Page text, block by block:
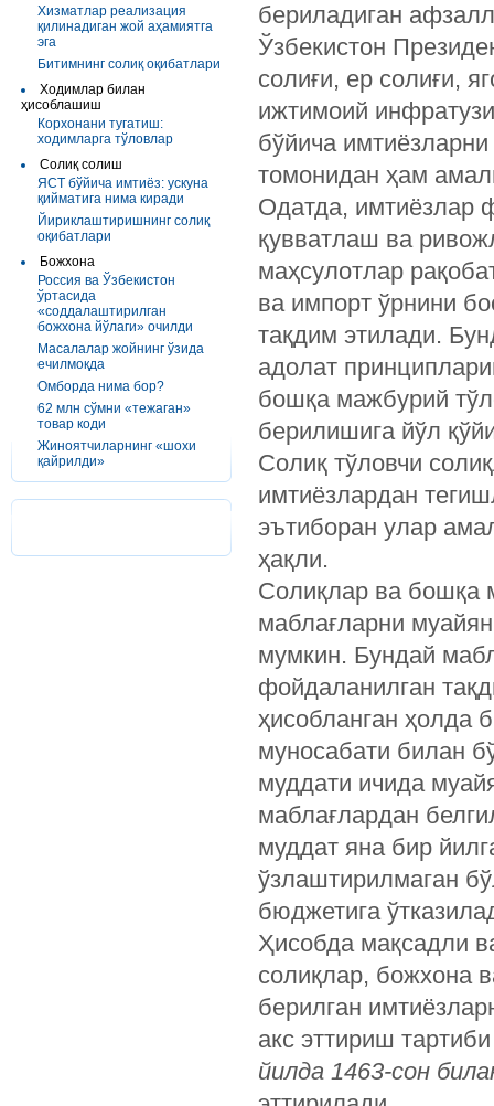
Хизматлар реализация
қилинадиган жой аҳамиятга
эга
Битимнинг солиқ оқибатлари
Ходимлар билан
ҳисоблашиш
Корхонани тугатиш:
ходимларга тўловлар
Солиқ солиш
ЯСТ бўйича имтиёз: ускуна
қийматига нима киради
Йириклаштиришнинг солиқ
оқибатлари
Божхона
Россия ва Ўзбекистон
ўртасида
«соддалаштирилган
божхона йўлаги» очилди
Масалалар жойнинг ўзида
ечилмоқда
Омборда нима бор?
62 млн сўмни «тежаган»
товар коди
Жиноятчиларнинг «шохи
қайрилди»
бериладиган
Ўзбекистон
солиғи, ер солиғи,
ижтимоий
бўйича
томонидан ҳам
Одатда, имтиёзлар
қувватлаш ва
маҳсулотлар
ва импорт ўрнини
тақдим этилади.
адолат
бошқа мажбурий
берилишига йўл
Солиқ тўловчи
имтиёзлардан
эътиборан улар
ҳақли.
Солиқлар ва бошқа
маблағларни
мумкин. Бундай
фойдаланилган
ҳисобланган ҳолда
муносабати билан
муддати ичида
маблағлардан
муддат яна бир
ўзлаштирилмаган
бюджетига
Ҳисобда мақсадли
солиқлар, божхона
берилган
акс эттириш
йилда 1463-сон